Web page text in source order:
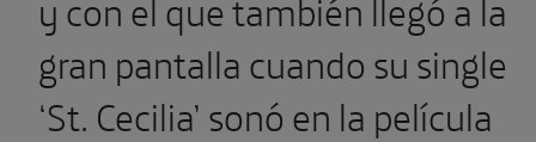
gran pantalla cuando su single
‘St. Cecilia’ sonó en la película